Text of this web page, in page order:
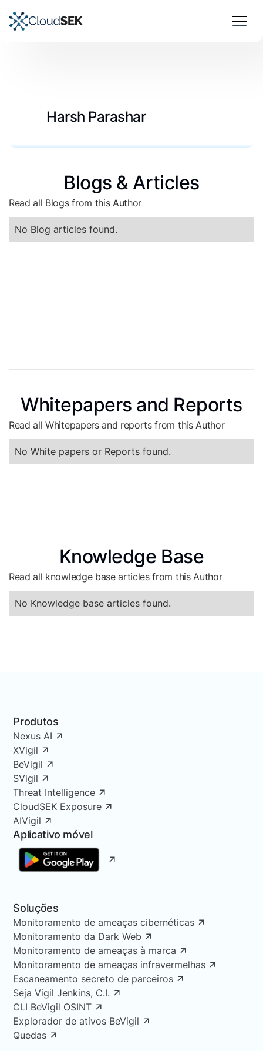
Harsh Parashar
Blogs & Articles
Read all Blogs from this Author
No Blog articles found.
Whitepapers and Reports
Read all Whitepapers and reports from this Author
No White papers or Reports found.
Knowledge Base
Read all knowledge base articles from this Author
No Knowledge base articles found.
Produtos
Nexus AI
XVigil
BeVigil
SVigil
Threat Intelligence
CloudSEK Exposure
AIVigil
Aplicativo móvel
Soluções
Monitoramento de ameaças cibernéticas
Monitoramento da Dark Web
Monitoramento de ameaças à marca
Monitoramento de ameaças infravermelhas
Escaneamento secreto de parceiros
Seja Vigil Jenkins, C.I.
CLI BeVigil OSINT
Explorador de ativos BeVigil
Quedas